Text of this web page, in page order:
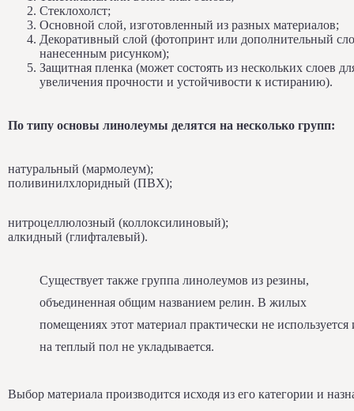
Стеклохолст;
Основной слой, изготовленный из разных материалов;
Декоративный слой (фотопринт или дополнительный
нанесенным рисунком);
Защитная пленка (может состоять из нескольких слоев
увеличения прочности и устойчивости к истиранию).
По типу основы линолеумы делятся на несколько групп:
натуральный (мармолеум);
поливинилхлоридный (ПВХ);
нитроцеллюлозный (коллоксилиновый);
алкидный (глифталевый).
Существует также группа линолеумов из резины,
объединенная общим названием релин. В жилых
помещениях этот материал практически не используется
на теплый пол не укладывается.
Выбор материала производится исходя из его категории и